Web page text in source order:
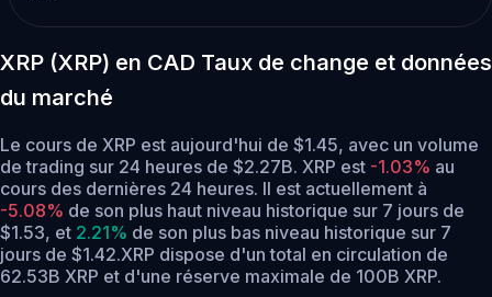
XRP (XRP) en CAD Taux de change et données
du marché
Le cours de XRP est aujourd'hui de $1.45, avec un volume
de trading sur 24 heures de $2.27B. XRP est -1.03% au
cours des dernières 24 heures. Il est actuellement à
-5.08% de son plus haut niveau historique sur 7 jours de
$1.53, et 2.21% de son plus bas niveau historique sur 7
jours de $1.42.XRP dispose d'un total en circulation de
62.53B XRP et d'une réserve maximale de 100B XRP.